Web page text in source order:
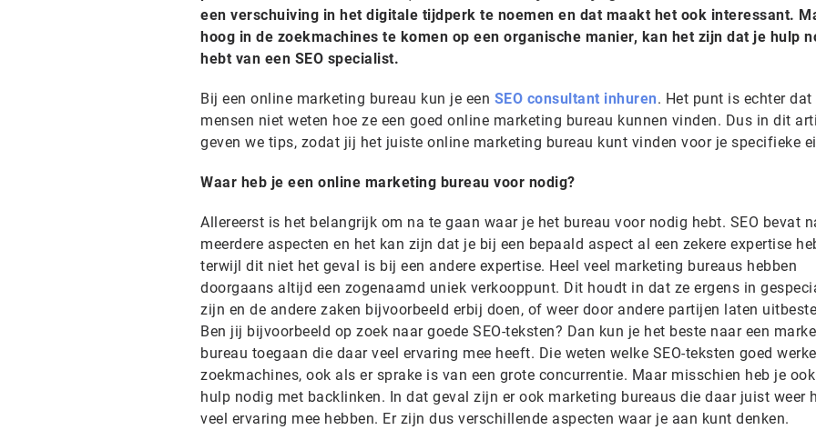
een verschuiving in het digitale tijdperk te noemen en dat maakt het ook interessant.
hoog in de zoekmachines te komen op een organische manier, kan het zijn dat je hulp
hebt van een SEO specialist.
Bij een online marketing bureau kun je een SEO consultant inhuren. Het punt is echter dat
mensen niet weten hoe ze een goed online marketing bureau kunnen vinden. Dus in dit
geven we tips, zodat jij het juiste online marketing bureau kunt vinden voor je specifieke
Waar heb je een online marketing bureau voor nodig?
Allereerst is het belangrijk om na te gaan waar je het bureau voor nodig hebt. SEO bevat
meerdere aspecten en het kan zijn dat je bij een bepaald aspect al een zekere expertise
terwijl dit niet het geval is bij een andere expertise. Heel veel marketing bureaus hebben
doorgaans altijd een zogenaamd uniek verkooppunt. Dit houdt in dat ze ergens in
zijn en de andere zaken bijvoorbeeld erbij doen, of weer door andere partijen laten
Ben jij bijvoorbeeld op zoek naar goede SEO-teksten? Dan kun je het beste naar een
bureau toegaan die daar veel ervaring mee heeft. Die weten welke SEO-teksten goed
zoekmachines, ook als er sprake is van een grote concurrentie. Maar misschien heb je
hulp nodig met backlinken. In dat geval zijn er ook marketing bureaus die daar juist weer
veel ervaring mee hebben. Er zijn dus verschillende aspecten waar je aan kunt denken.